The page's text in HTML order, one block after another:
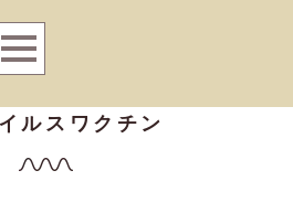
ルスワクチン